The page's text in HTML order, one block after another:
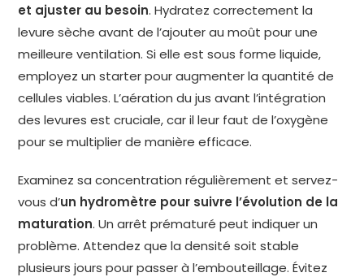
et ajuster au besoin. Hydratez correctement la
levure sèche avant de l’ajouter au moût pour une
meilleure ventilation. Si elle est sous forme liquide,
employez un starter pour augmenter la quantité de
cellules viables. L’aération du jus avant l’intégration
des levures est cruciale, car il leur faut de l’oxygène
pour se multiplier de manière efficace.
Examinez sa concentration régulièrement et servez-
vous d’un hydromètre pour suivre l’évolution de la
maturation. Un arrêt prématuré peut indiquer un
problème. Attendez que la densité soit stable
plusieurs jours pour passer à l’embouteillage. Évitez